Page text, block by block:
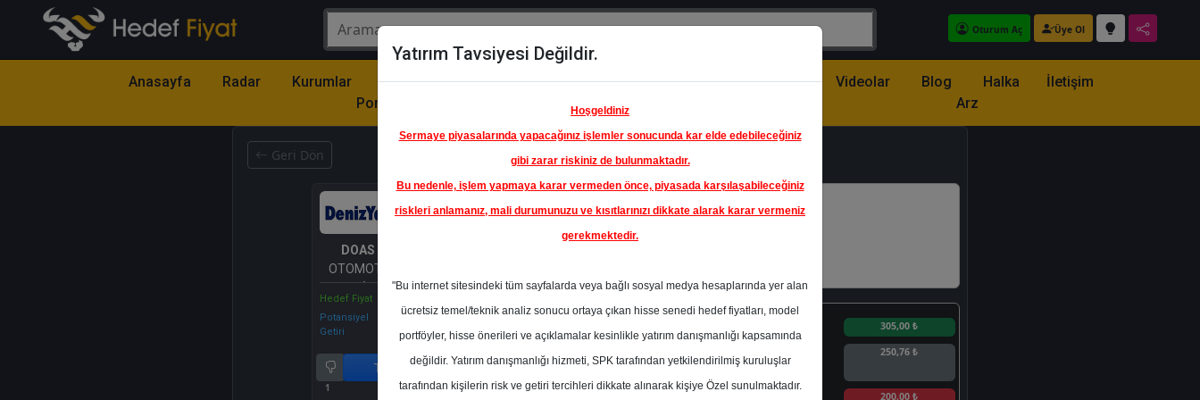
Oturum Aç Üye Ol
Anasayfa Radar Kurumlar
Model
Portföy
Hisse
Öne
Çıkanlar
Raporlar Partnerlerimiz Videolar Blog
Halka
Arz
İletişim
Geri Dön
DOAS
OTOMOTİV SERVİS
VE TİCARET A.Ş.
Hedef Fiyat
Potansiyel
Getiri
%0.00
1
Tut
4
En Yüksek Tahmin 305,00 ₺
Ortalama Fiyat
Tahmini
250,76 ₺
200,00 ₺
Yatırım Tavsiyesi Değildir.
Hoşgeldiniz
Sermaye piyasalarında yapacağınız işlemler sonucunda kar elde edebileceğiniz
gibi zarar riskiniz de bulunmaktadır.
Bu nedenle, işlem yapmaya karar vermeden önce, piyasada karşılaşabileceğiniz
riskleri anlamanız, mali durumunuzu ve kısıtlarınızı dikkate alarak karar vermeniz
gerekmektedir.
"Bu internet sitesindeki tüm sayfalarda veya bağlı sosyal medya hesaplarında yer alan
ücretsiz temel/teknik analiz sonucu ortaya çıkan hisse senedi hedef fiyatları, model
portföyler, hisse önerileri ve açıklamalar kesinlikle yatırım danışmanlığı kapsamında
değildir. Yatırım danışmanlığı hizmeti, SPK tarafından yetkilendirilmiş kuruluşlar
tarafından kişilerin risk ve getiri tercihleri dikkate alınarak kişiye Özel sunulmaktadır.